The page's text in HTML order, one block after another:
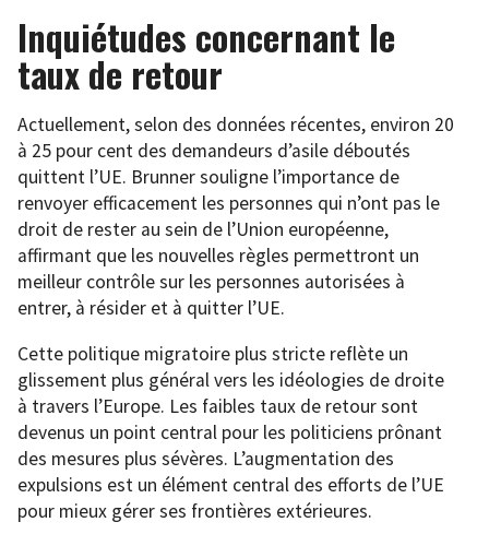
Inquiétudes concernant le
taux de retour
Actuellement, selon des données récentes, environ 20
à 25 pour cent des demandeurs d’asile déboutés
quittent l’UE. Brunner souligne l’importance de
renvoyer efficacement les personnes qui n’ont pas le
droit de rester au sein de l’Union européenne,
affirmant que les nouvelles règles permettront un
meilleur contrôle sur les personnes autorisées à
entrer, à résider et à quitter l’UE.
Cette politique migratoire plus stricte reflète un
glissement plus général vers les idéologies de droite
à travers l’Europe. Les faibles taux de retour sont
devenus un point central pour les politiciens prônant
des mesures plus sévères. L’augmentation des
expulsions est un élément central des efforts de l’UE
pour mieux gérer ses frontières extérieures.